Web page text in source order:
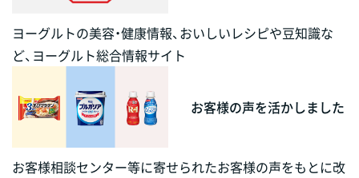
ヨーグルトの美容・健康情報、おいしいレシピや豆知識な
ど、ヨーグルト総合情報サイト
お客様の声を活かしました
お客様相談センター等に寄せられたお客様の声をもとに改